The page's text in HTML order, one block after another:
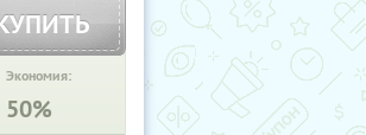
Экономия:
50%